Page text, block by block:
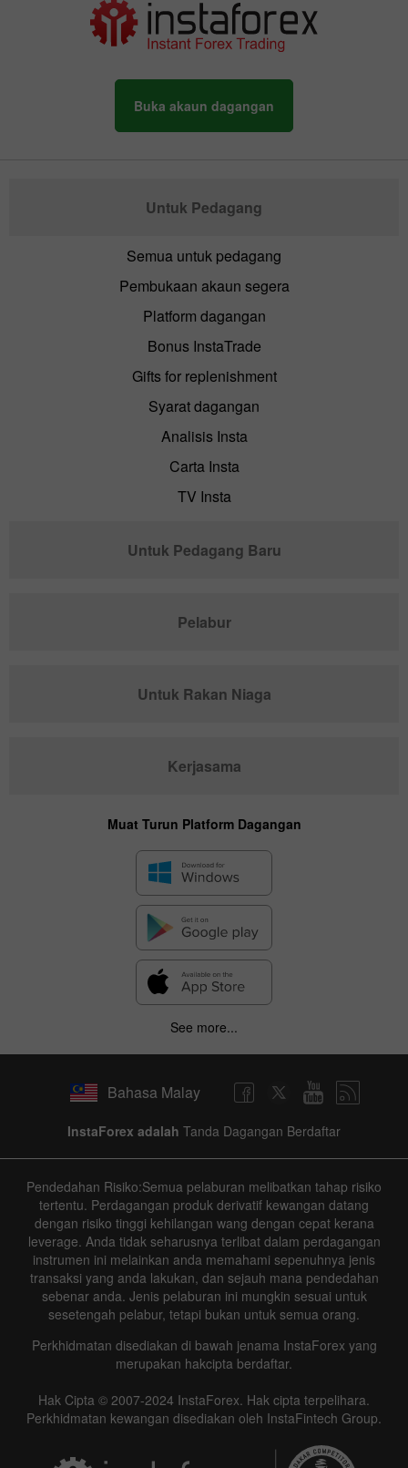
Buka akaun dagangan
Untuk Pedagang
Semua untuk pedagang
Pembukaan akaun segera
Platform dagangan
Bonus InstaTrade
Gifts for replenishment
Syarat dagangan
Analisis Insta
Carta Insta
TV Insta
Untuk Pedagang Baru
Pelabur
Untuk Rakan Niaga
Kerjasama
Muat Turun Platform Dagangan
See more...
Bahasa Malay
InstaForex adalah Tanda Dagangan Berdaftar
Pendedahan Risiko:Semua pelaburan melibatkan tahap risiko
tertentu. Perdagangan produk derivatif kewangan datang
dengan risiko tinggi kehilangan wang dengan cepat kerana
leverage. Anda tidak seharusnya terlibat dalam perdagangan
instrumen ini melainkan anda memahami sepenuhnya jenis
transaksi yang anda lakukan, dan sejauh mana pendedahan
sebenar anda. Jenis pelaburan ini mungkin sesuai untuk
sesetengah pelabur, tetapi bukan untuk semua orang.
Perkhidmatan disediakan di bawah jenama InstaForex yang
merupakan hakcipta berdaftar.
Hak Cipta © 2007-2024 InstaForex. Hak cipta terpelihara.
Perkhidmatan kewangan disediakan oleh InstaFintech Group.